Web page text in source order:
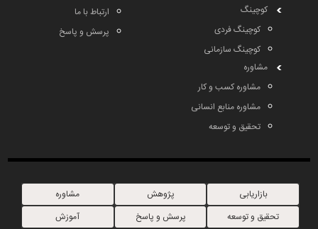
کوچینگ
کوچینگ فردی
کوچینگ سازمانی
مشاوره
مشاوره کسب و کار
مشاوره منابع انسانی
تحقیق و توسعه
ارتباط با ما
پرسش و پاسخ
بازاریابی پژوهش
مشاوره
تحقیق و توسعه
پرسش و پاسخ آموزش